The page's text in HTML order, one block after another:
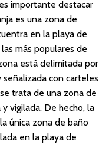
importante destacar
es una zona de
en la playa de
más populares de
está delimitada por
señalizada con carteles
trata de una zona de
vigilada. De hecho, la
única zona de baño
en la playa de